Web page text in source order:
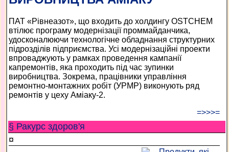
ПАТ «Рівнеазот», що входить до холдингу OSTCHEM
втілює програму модернізації проммайданчика,
удосконалюючи технологічне обладнання структурних
підрозділів підприємства. Усі модернізаційні проекти
впроваджують у рамках проведення кампанії
капремонтів, яка проходить під час зупинки
виробництва. Зокрема, працівники управління
ремонтно-монтажних робіт (УРМР) виконують ряд
ремонтів у цеху Аміаку-2.
=>>>=
§ Ракурс здоров'я
¤